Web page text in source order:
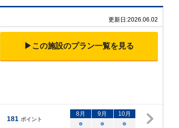
更新日:2026.06.02
▶この施設のプラン一覧を見る
181 ポイント
8月 9月 10月
○
○ ○